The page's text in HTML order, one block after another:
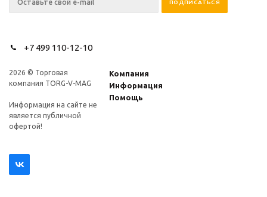
+7 499 110-12-10
2026 © Торговая
компания TORG-V-MAG
Информация на сайте не
является публичной
офертой!
Компания
Информация
Помощь